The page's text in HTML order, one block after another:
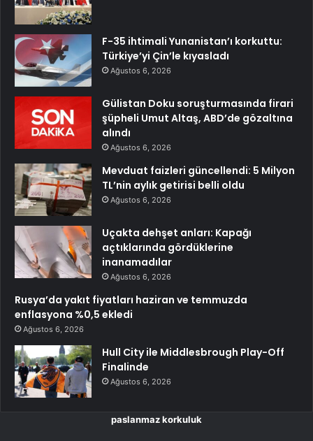
F-35 ihtimali Yunanistan’ı korkuttu:
Türkiye’yi Çin’le kıyasladı
Ağustos 6, 2026
Gülistan Doku soruşturmasında firari
şüpheli Umut Altaş, ABD’de gözaltına
alındı
Ağustos 6, 2026
Mevduat faizleri güncellendi: 5 Milyon
TL’nin aylık getirisi belli oldu
Ağustos 6, 2026
Uçakta dehşet anları: Kapağı
açtıklarında gördüklerine
inanamadılar
Ağustos 6, 2026
Rusya’da yakıt fiyatları haziran ve temmuzda
enflasyona %0,5 ekledi
Ağustos 6, 2026
Hull City ile Middlesbrough Play-Off
Finalinde
Ağustos 6, 2026
paslanmaz korkuluk